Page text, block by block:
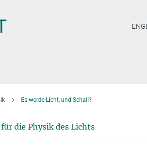
Es werde Licht, und Schall?
die Physik des Lichts